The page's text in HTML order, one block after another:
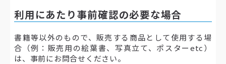
利用にあたり事前確認の必要な場合
書籍等以外のもので、販売する商品として使用する場
合（例：販売用の絵葉書、写真立て、ポスターetc）
は、事前にお問合せください。